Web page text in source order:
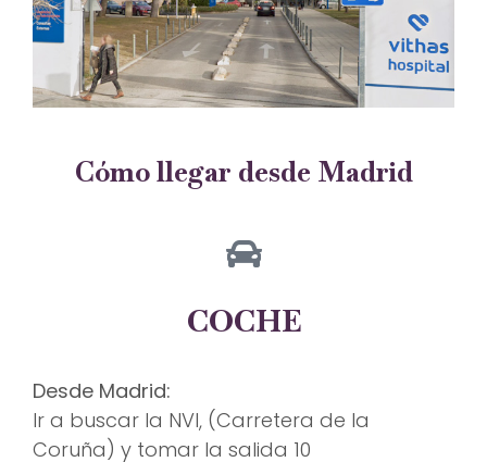
Cómo llegar desde Madrid
COCHE
Desde Madrid:
Ir a buscar la NVI, (Carretera de la
Coruña) y tomar la salida 10